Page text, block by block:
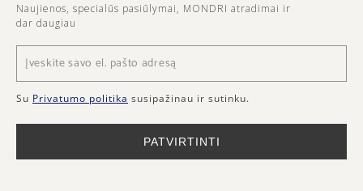
Naujienos, specialūs pasiūlymai, MONDRI atradimai ir
dar daugiau
Su Privatumo politika susipažinau ir sutinku.
PATVIRTINTI